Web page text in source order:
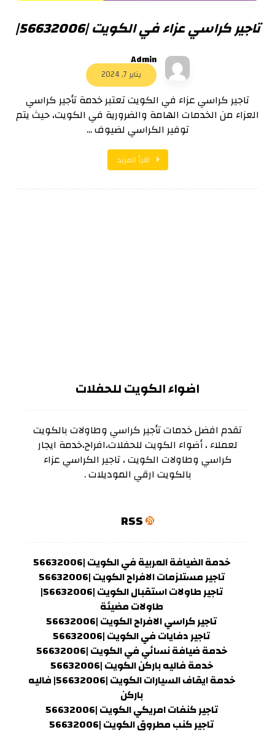
تاجير كراسي عزاء في الكويت |56632006|
Admin
يناير 7, 2024
تاجير كراسي عزاء في الكويت تعتبر خدمة تأجير كراسي
العزاء من الخدمات الهامة والضرورية في الكويت، حيث يتم
توفير الكراسي لضيوف ...
اقرأ المزيد
اضواء الكويت للحفلات
تقدم افضل خدمات تأجير كراسي وطاولات بالكويت
لعملاء ، أضواء الكويت للحفلات،افراح،خدمة ايجار
كراسي وطاولات الكويت ، تاجير الكراسي عزاء
بالكويت ارقي الموديلات .
RSS
خدمة الضيافة العربية في الكويت |56632006
تاجير مستلزمات الافراح الكويت |56632006
تاجير طاولات استقبال الكويت |56632006|
طاولات مضيئة
تاجير كراسي الافراح الكويت |56632006
تاجير دفايات في الكويت |56632006
خدمة ضيافة نسائي في الكويت |56632006
خدمة فاليه باركن الكويت |56632006
خدمة ايقاف السيارات الكويت |56632006| فاليه
باركن
تاجير كنفات امريكي الكويت |56632006
تاجير كنب مطروق الكويت |56632006